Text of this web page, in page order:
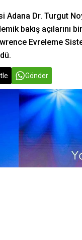
Adana Dr. Turgut
bakış açılarını
Evreleme
Gönder